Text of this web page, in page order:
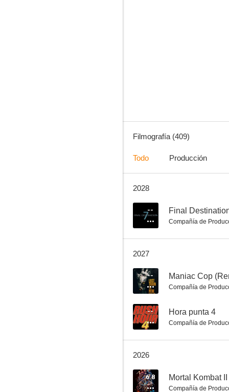
8.1
Si decido quedarme
8.0
Filmografía (409)
Todo Producción
2028
-- Final
Compañía de
2027
-- Maniac Cop
Compañía de
-- Hora punta 4
Compañía de
2026
6.8 Mortal Kombat II
Compañía de